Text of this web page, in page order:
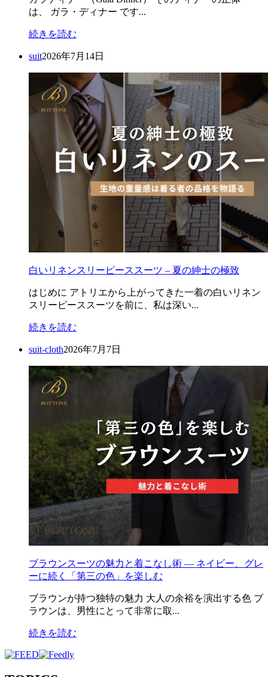
は、 ガラ・ディナー です...
続きを読む
suit2026年7月14日
白いリネンスリーピーススーツ – 夏の紳士の極致
はじめに アトリエから上がってきた一着の白いリネン
スリーピーススーツを前に、私は深い...
続きを読む
suit-cloth2026年7月7日
ブラウンスーツの魅力と着こなし術 ― ネイビー、グレ
ーに続く「第三の色」を楽しむ
ブラウンが持つ独特の魅力 大人の余裕を演出する色 ブ
ラウンは、男性にとって非常に取...
続きを読む